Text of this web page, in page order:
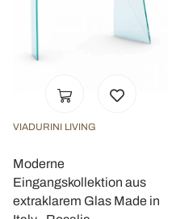
VIADURINI LIVING
Moderne
Eingangskollektion aus
extraklarem Glas Made in